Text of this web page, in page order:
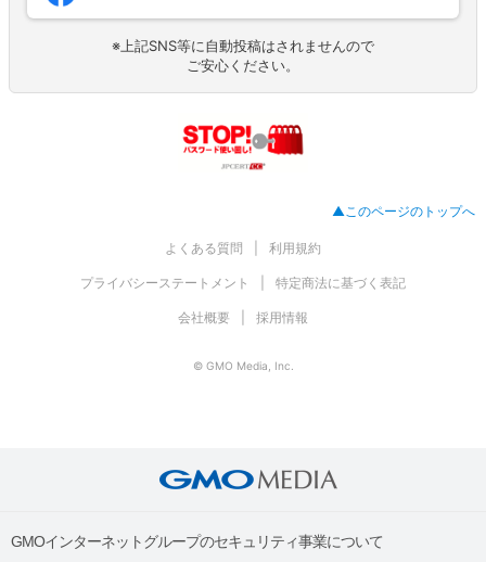
※上記SNS等に自動投稿はされませんので
ご安心ください。
▲このページのトップへ
よくある質問 利用規約
プライバシーステートメント 特定商法に基づく表記
会社概要 採用情報
© GMO Media, Inc.
GMOインターネットグループのセキュリティ事業について